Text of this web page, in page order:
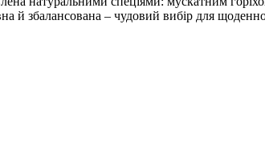
й збалансована – чудовий вибір для